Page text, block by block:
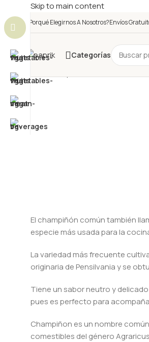
Skip to main content
¿Porqué Elegirnos A Nosotros?Envíos
Categorías
El champiñón común también
especie más usada para la
La variedad más frecuente
originaria de Pensilvania y se
Tiene un sabor neutro y
pues es perfecto para
Champiñon es un nombre
comestibles del género